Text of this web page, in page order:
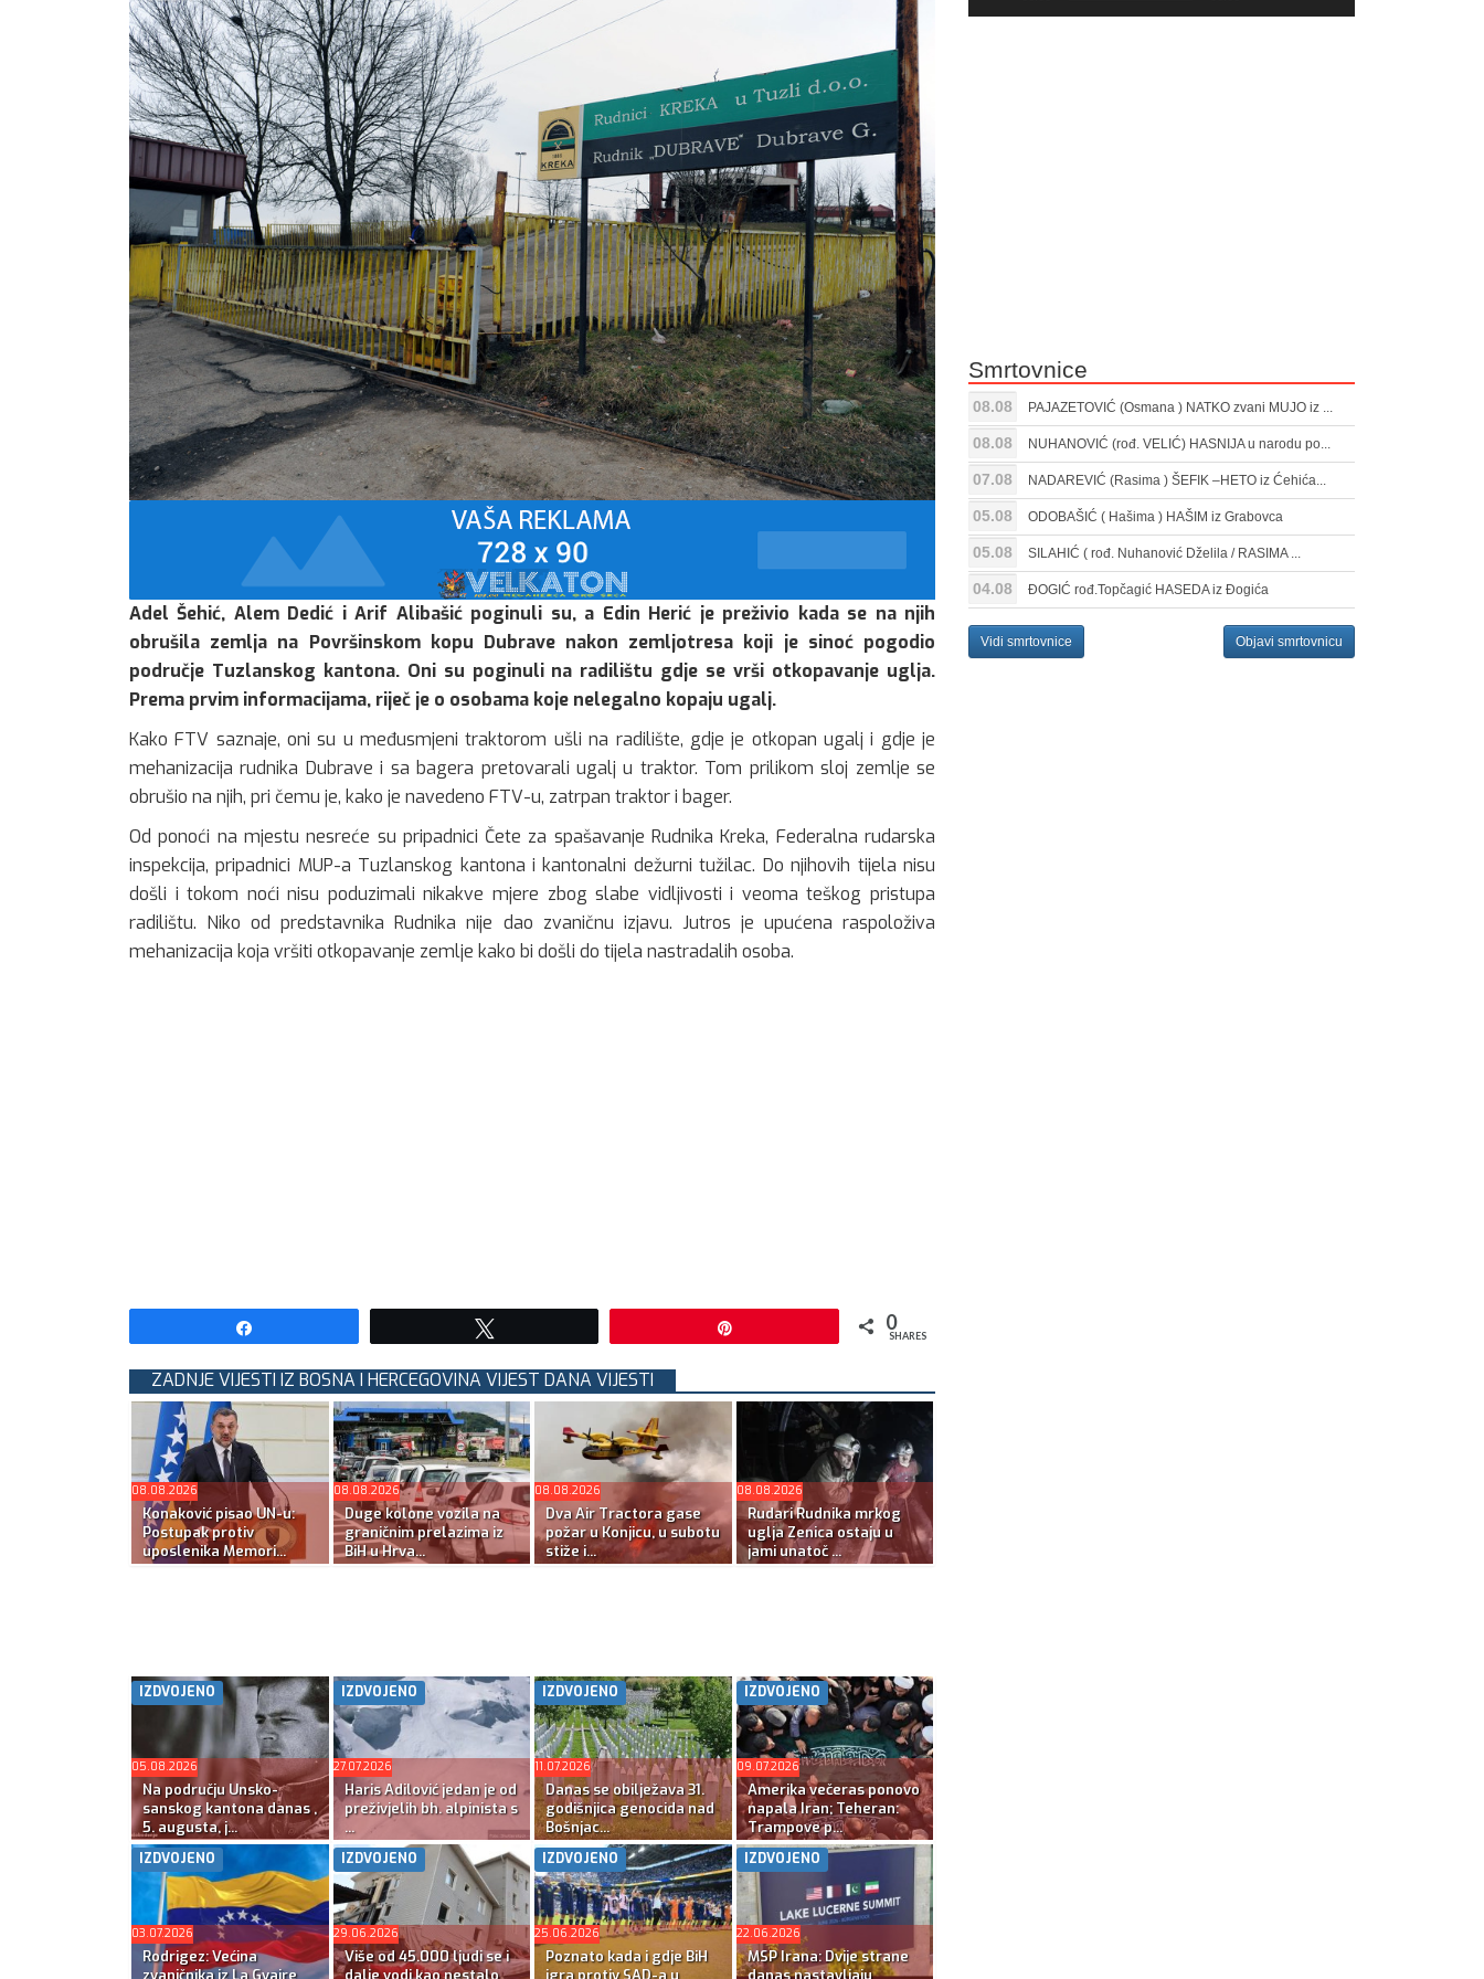
Adel Šehić, Alem Dedić i Arif Alibašić poginuli su, a Edin Herić je preživio kada se na njih
obrušila zemlja na Površinskom kopu Dubrave nakon zemljotresa koji je sinoć pogodio
područje Tuzlanskog kantona. Oni su poginuli na radilištu gdje se vrši otkopavanje uglja.
Prema prvim informacijama, riječ je o osobama koje nelegalno kopaju ugalj.
Kako FTV saznaje, oni su u međusmjeni traktorom ušli na radilište, gdje je otkopan ugalj i gdje je
mehanizacija rudnika Dubrave i sa bagera pretovarali ugalj u traktor. Tom prilikom sloj zemlje se
obrušio na njih, pri čemu je, kako je navedeno FTV-u, zatrpan traktor i bager.
Od ponoći na mjestu nesreće su pripadnici Čete za spašavanje Rudnika Kreka, Federalna rudarska
inspekcija, pripadnici MUP-a Tuzlanskog kantona i kantonalni dežurni tužilac. Do njihovih tijela nisu
došli i tokom noći nisu poduzimali nikakve mjere zbog slabe vidljivosti i veoma teškog pristupa
radilištu. Niko od predstavnika Rudnika nije dao zvaničnu izjavu. Jutros je upućena raspoloživa
mehanizacija koja vršiti otkopavanje zemlje kako bi došli do tijela nastradalih osoba.
0
SHARES
ZADNJE VIJESTI IZ BOSNA I HERCEGOVINA VIJEST DANA VIJESTI
08.08.2026
Konaković pisao UN-u:
Postupak protiv
uposlenika Memori...
08.08.2026
Duge kolone vozila na
graničnim prelazima iz
BiH u Hrva...
08.08.2026
Dva Air Tractora gase
požar u Konjicu, u subotu
stiže i...
08.08.2026
Rudari Rudnika mrkog
uglja Zenica ostaju u
jami unatoč ...
IZDVOJENO
05.08.2026
Na području Unsko-
sanskog kantona danas ,
5. augusta, j...
IZDVOJENO
27.07.2026
Haris Adilović jedan je od
preživjelih bh. alpinista s
...
IZDVOJENO
11.07.2026
Danas se obilježava 31.
godišnjica genocida nad
Bošnjac...
IZDVOJENO
09.07.2026
Amerika večeras ponovo
napala Iran; Teheran:
Trampove p...
IZDVOJENO
03.07.2026
Rodrigez: Većina
IZDVOJENO
29.06.2026
Više od 45.000 ljudi se i
IZDVOJENO
25.06.2026
Poznato kada i gdje BiH
IZDVOJENO
22.06.2026
MSP Irana: Dvije strane
Gore/Dole
Smrtovnice
08.08 PAJAZETOVIĆ (Osmana ) NATKO zvani MUJO iz ...
08.08 NUHANOVIĆ (rođ. VELIĆ) HASNIJA u narodu po...
07.08 NADAREVIĆ (Rasima ) ŠEFIK –HETO iz Ćehića...
05.08 ODOBAŠIĆ ( Hašima ) HAŠIM iz Grabovca
05.08 SILAHIĆ ( rođ. Nuhanović Dželila / RASIMA ...
04.08 ĐOGIĆ rođ.Topčagić HASEDA iz Đogića
Vidi smrtovnice Objavi smrtovnicu